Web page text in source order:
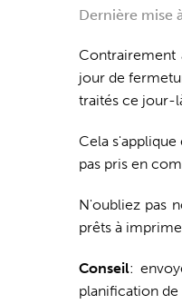
Dernière mise
jour de
traités ce jour-
Cela
pas pris en
N'oubliez pas
prêts à
Conseil:
planification